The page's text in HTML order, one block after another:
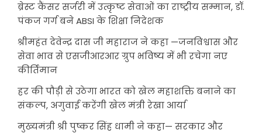
ब्रेस्ट कैंसर सर्जरी में उत्कृष्ट सेवाओं का राष्ट्रीय सम्मान, डॉ.
पंकज गर्ग बने ABSI के शिक्षा निदेशक
श्रीमहंत देवेन्द्र दास जी महाराज ने कहा —जनविश्वास और
सेवा भाव से एसजीआरआर ग्रुप भविष्य में भी रचेगा नए
कीर्तिमान
हर की पौड़ी से उठेगा भारत को खेल महाशक्ति बनाने का
संकल्प, अगुवाई करेंगी खेल मंत्री रेखा आर्या
मुख्यमंत्री श्री पुष्कर सिंह धामी ने कहा— सरकार और